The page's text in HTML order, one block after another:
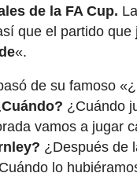
de la FA Cup.
que el partido que
«.
de su famoso
¿Cuándo
vamos a jugar
¿Después de
lo